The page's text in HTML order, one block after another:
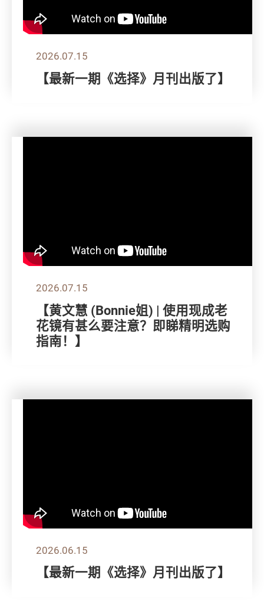
2026.07.15
【最新一期《选择》月刊出版了】
2026.07.15
【黄文慧 (Bonnie姐) | 使用现成老
花镜有甚么要注意？即睇精明选购
指南！】
2026.06.15
【最新一期《选择》月刊出版了】